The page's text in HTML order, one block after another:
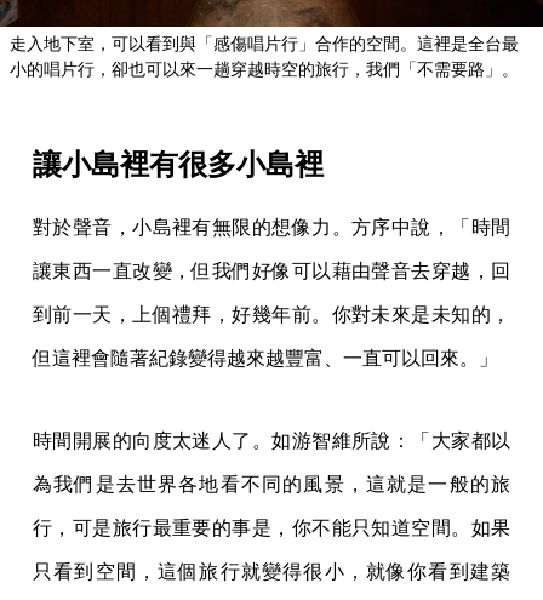
走入地下室，可以看到與「感傷唱片行」合作的空間。這裡是全台最
小的唱片行，卻也可以來一趟穿越時空的旅行，我們「不需要路」。
讓小島裡有很多小島裡
對於聲音，小島裡有無限的想像力。方序中說，「時間
讓東西一直改變，但我們好像可以藉由聲音去穿越，回
到前一天，上個禮拜，好幾年前。你對未來是未知的，
但這裡會隨著紀錄變得越來越豐富、一直可以回來。」
時間開展的向度太迷人了。如游智維所說：「大家都以
為我們是去世界各地看不同的風景，這就是一般的旅
行，可是旅行最重要的事是，你不能只知道空間。如果
只看到空間，這個旅行就變得很小，就像你看到建築